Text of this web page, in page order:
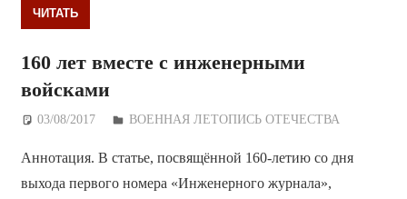
ЧИТАТЬ
160 лет вместе с инженерными
войсками
03/08/2017 Дежурный по Редакции
ВОЕННАЯ ЛЕТОПИСЬ ОТЕЧЕСТВА
Аннотация. В статье, посвящённой 160-летию со дня
выхода первого номера «Инженерного журнала»,